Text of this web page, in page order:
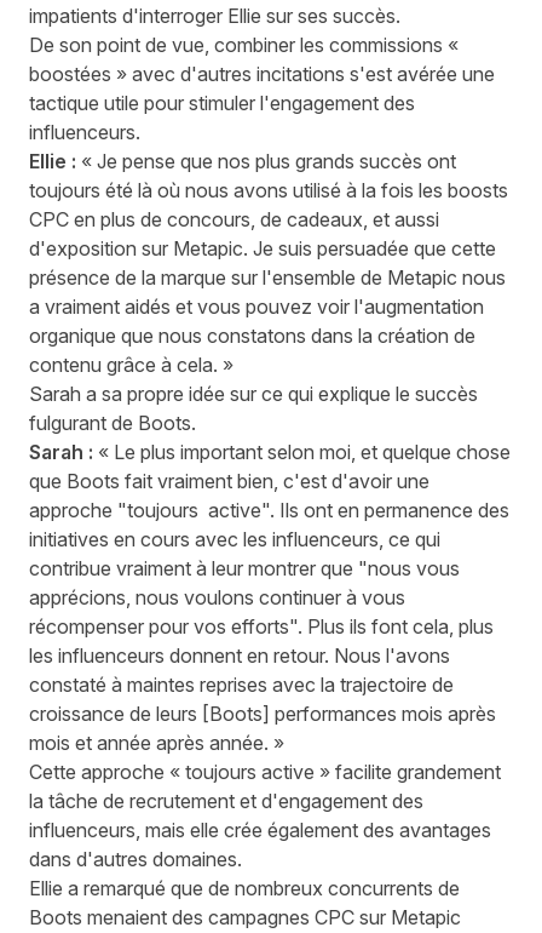
impatients d'interroger Ellie sur ses succès.
De son point de vue, combiner les commissions «
boostées » avec d'autres incitations s'est avérée une
tactique utile pour stimuler l'engagement des
influenceurs.
Ellie : « Je pense que nos plus grands succès ont
toujours été là où nous avons utilisé à la fois les boosts
CPC en plus de concours, de cadeaux, et aussi
d'exposition sur Metapic. Je suis persuadée que cette
présence de la marque sur l'ensemble de Metapic nous
a vraiment aidés et vous pouvez voir l'augmentation
organique que nous constatons dans la création de
contenu grâce à cela. »
Sarah a sa propre idée sur ce qui explique le succès
fulgurant de Boots.
Sarah : « Le plus important selon moi, et quelque chose
que Boots fait vraiment bien, c'est d'avoir une
approche "toujours active". Ils ont en permanence des
initiatives en cours avec les influenceurs, ce qui
contribue vraiment à leur montrer que "nous vous
apprécions, nous voulons continuer à vous
récompenser pour vos efforts". Plus ils font cela, plus
les influenceurs donnent en retour. Nous l'avons
constaté à maintes reprises avec la trajectoire de
croissance de leurs [Boots] performances mois après
mois et année après année. »
Cette approche « toujours active » facilite grandement
la tâche de recrutement et d'engagement des
influenceurs, mais elle crée également des avantages
dans d'autres domaines.
Ellie a remarqué que de nombreux concurrents de
Boots menaient des campagnes CPC sur Metapic